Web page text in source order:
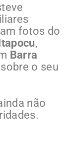
fotos do
,
Barra
o seu
não